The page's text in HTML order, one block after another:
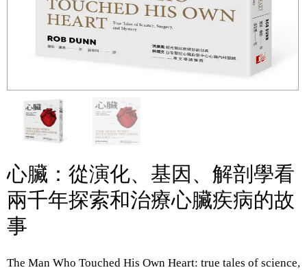
心臟：從演化、基因、解剖學看
兩千年探索和治療心臟疾病的故
事
The Man Who Touched His Own Heart: true tales of science,